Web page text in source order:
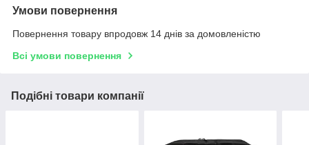
Умови повернення
Повернення товару впродовж 14 днів за домовленістю
Всі умови повернення
Подібні товари компанії